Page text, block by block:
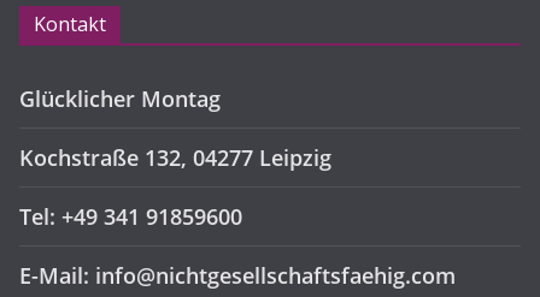
Kontakt
Glücklicher Montag
Kochstraße 132, 04277 Leipzig
Tel: +49 341 91859600
E-Mail: info@nichtgesellschaftsfaehig.com